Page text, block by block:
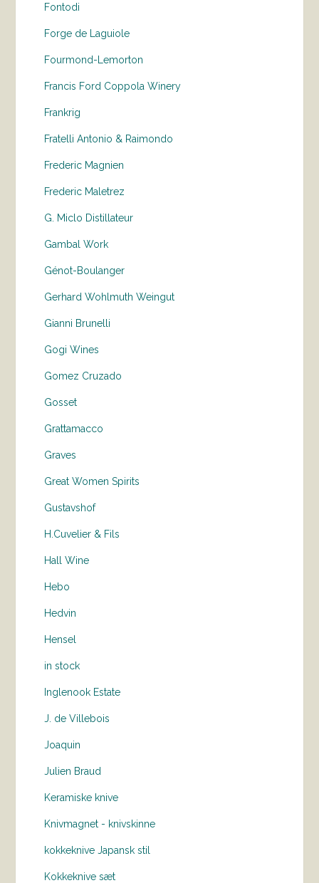
Fontodi
Forge de Laguiole
Fourmond-Lemorton
Francis Ford Coppola Winery
Frankrig
Fratelli Antonio & Raimondo
Frederic Magnien
Frederic Maletrez
G. Miclo Distillateur
Gambal Work
Génot-Boulanger
Gerhard Wohlmuth Weingut
Gianni Brunelli
Gogi Wines
Gomez Cruzado
Gosset
Grattamacco
Graves
Great Women Spirits
Gustavshof
H.Cuvelier & Fils
Hall Wine
Hebo
Hedvin
Hensel
in stock
Inglenook Estate
J. de Villebois
Joaquin
Julien Braud
Keramiske knive
Knivmagnet - knivskinne
kokkeknive Japansk stil
Kokkeknive sæt